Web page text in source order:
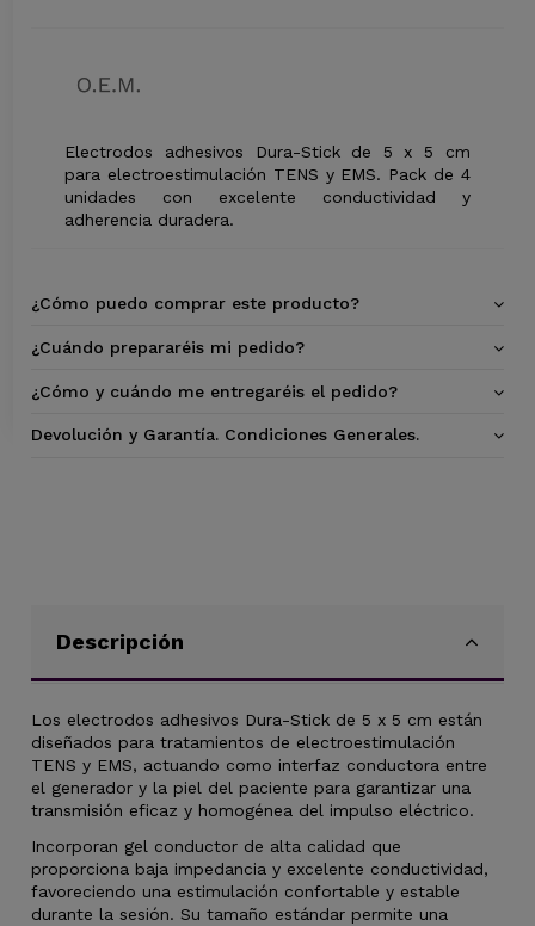
Electrodos adhesivos Dura-Stick de 5 x 5 cm
para electroestimulación TENS y EMS. Pack de 4
unidades con excelente conductividad y
adherencia duradera.
¿Cómo puedo comprar este producto?
¿Cuándo prepararéis mi pedido?
¿Cómo y cuándo me entregaréis el pedido?
Devolución y Garantía. Condiciones Generales.
Descripción
Los electrodos adhesivos Dura-Stick de 5 x 5 cm están
diseñados para tratamientos de electroestimulación
TENS y EMS, actuando como interfaz conductora entre
el generador y la piel del paciente para garantizar una
transmisión eficaz y homogénea del impulso eléctrico.
Incorporan gel conductor de alta calidad que
proporciona baja impedancia y excelente conductividad,
favoreciendo una estimulación confortable y estable
durante la sesión. Su tamaño estándar permite una